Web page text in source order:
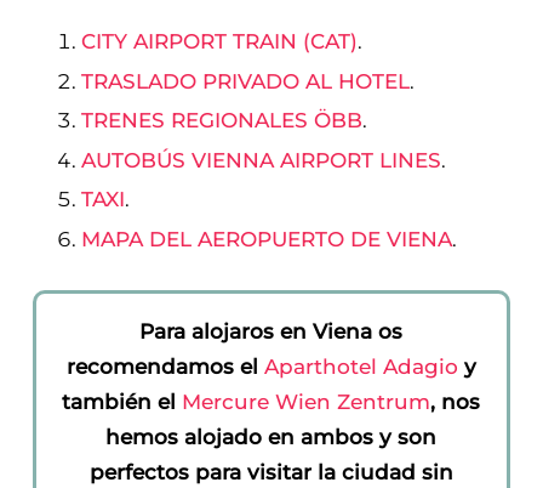
CITY AIRPORT TRAIN (CAT).
TRASLADO PRIVADO AL HOTEL.
TRENES REGIONALES ÖBB.
AUTOBÚS VIENNA AIRPORT LINES.
TAXI.
MAPA DEL AEROPUERTO DE VIENA.
Para alojaros en Viena os
recomendamos el Aparthotel Adagio y
también el Mercure Wien Zentrum, nos
hemos alojado en ambos y son
perfectos para visitar la ciudad sin